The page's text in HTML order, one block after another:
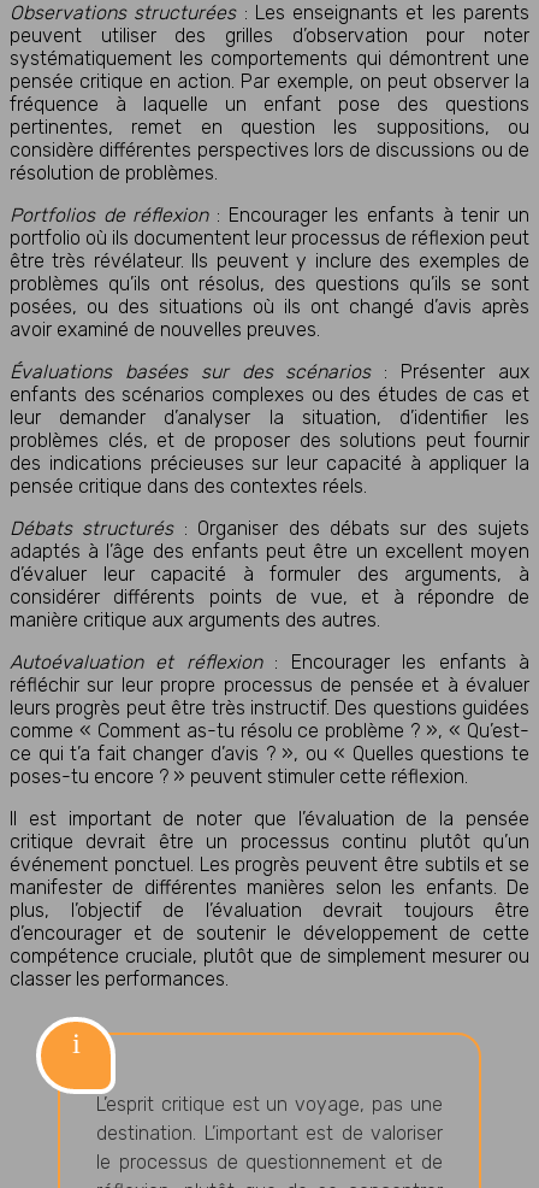
Observations structurées: Les enseignants et les parents
peuvent utiliser des grilles d’observation pour noter
systématiquement les comportements qui démontrent une
pensée critique en action. Par exemple, on peut observer la
fréquence à laquelle un enfant pose des questions
pertinentes, remet en question les suppositions, ou
considère différentes perspectives lors de discussions ou de
résolution de problèmes.
Portfolios de réflexion: Encourager les enfants à tenir un
portfolio où ils documentent leur processus de réflexion peut
être très révélateur. Ils peuvent y inclure des exemples de
problèmes qu’ils ont résolus, des questions qu’ils se sont
posées, ou des situations où ils ont changé d’avis après
avoir examiné de nouvelles preuves.
Évaluations basées sur des scénarios: Présenter aux
enfants des scénarios complexes ou des études de cas et
leur demander d’analyser la situation, d’identifier les
problèmes clés, et de proposer des solutions peut fournir
des indications précieuses sur leur capacité à appliquer la
pensée critique dans des contextes réels.
Débats structurés: Organiser des débats sur des sujets
adaptés à l’âge des enfants peut être un excellent moyen
d’évaluer leur capacité à formuler des arguments, à
considérer différents points de vue, et à répondre de
manière critique aux arguments des autres.
Autoévaluation et réflexion: Encourager les enfants à
réfléchir sur leur propre processus de pensée et à évaluer
leurs progrès peut être très instructif. Des questions guidées
comme « Comment as-tu résolu ce problème ? », « Qu’est-
ce qui t’a fait changer d’avis ? », ou « Quelles questions te
poses-tu encore ? » peuvent stimuler cette réflexion.
Il est important de noter que l’évaluation de la pensée
critique devrait être un processus continu plutôt qu’un
événement ponctuel. Les progrès peuvent être subtils et se
manifester de différentes manières selon les enfants. De
plus, l’objectif de l’évaluation devrait toujours être
d’encourager et de soutenir le développement de cette
compétence cruciale, plutôt que de simplement mesurer ou
classer les performances.
L’esprit critique est un voyage, pas une
destination. L’important est de valoriser
le processus de questionnement et de